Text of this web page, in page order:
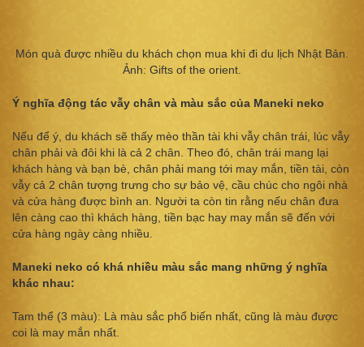
Món quà được nhiều du khách chọn mua khi đi du lịch Nhật Bản.
Ảnh: Gifts of the orient.
Ý nghĩa động tác vẫy chân và màu sắc của Maneki neko
Nếu để ý, du khách sẽ thấy mèo thần tài khi vẫy chân trái, lúc vẫy
chân phải và đôi khi là cả 2 chân. Theo đó, chân trái mang lại
khách hàng và bạn bè, chân phải mang tới may mắn, tiền tài, còn
vẫy cả 2 chân tượng trưng cho sự bảo vệ, cầu chúc cho ngôi nhà
và cửa hàng được bình an. Người ta còn tin rằng nếu chân đưa
lên càng cao thì khách hàng, tiền bạc hay may mắn sẽ đến với
cửa hàng ngày càng nhiều.
Maneki neko có khá nhiều màu sắc mang những ý nghĩa
khác nhau:
Tam thể (3 màu): Là màu sắc phổ biến nhất, cũng là màu được
coi là may mắn nhất.